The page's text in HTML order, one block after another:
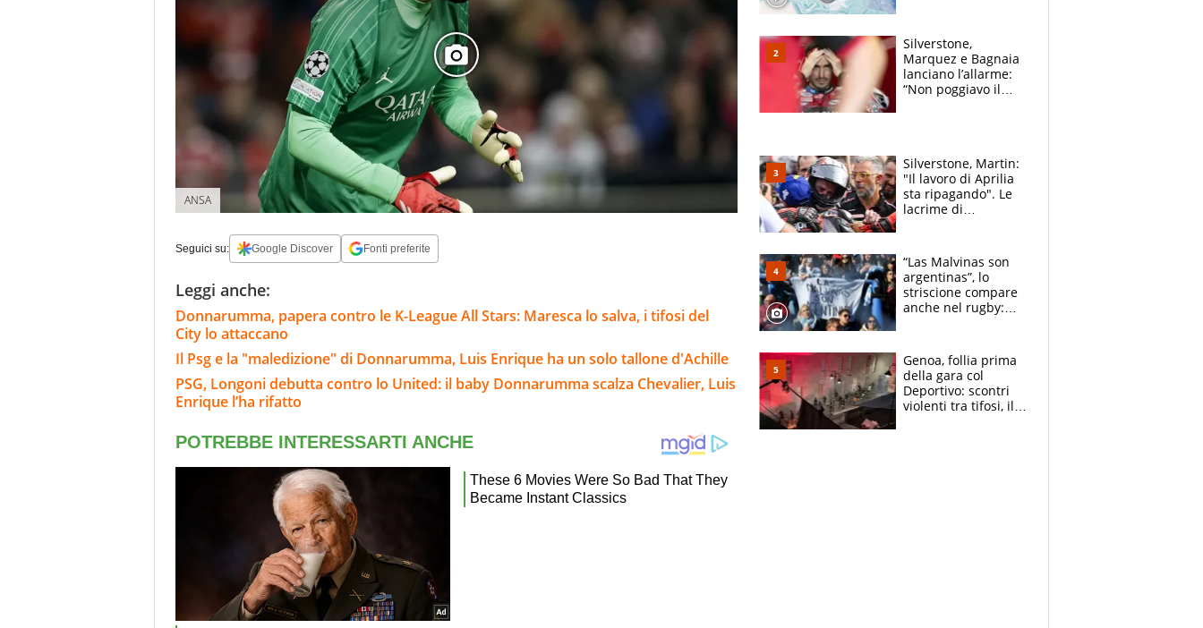
ANSA
Seguici su: Google Discover Fonti preferite
Leggi anche:
Donnarumma, papera contro le K-League All Stars: Maresca lo salva, i tifosi del
City lo attaccano
Il Psg e la "maledizione" di Donnarumma, Luis Enrique ha un solo tallone d'Achille
PSG, Longoni debutta contro lo United: il baby Donnarumma scalza Chevalier, Luis
Enrique l’ha rifatto
Silverstone,
Marquez e Bagnaia
lanciano l’allarme:
“Non poggiavo il
Silverstone, Martin:
"Il lavoro di Aprilia
sta ripagando". Le
lacrime di
la gara domani"
“Las Malvinas son
argentinas”, lo
striscione compare
anche nel rugby:
un caso
Genoa, follia prima
della gara col
Deportivo: scontri
violenti tra tifosi, il